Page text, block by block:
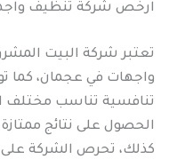
ارخص شركة تنظيف
تعتبر شركة البيت
واجهات في عجمان، كما
تنافسية تناسب مختلف
الحصول على نتائج
كذلك، تحرص الشركة